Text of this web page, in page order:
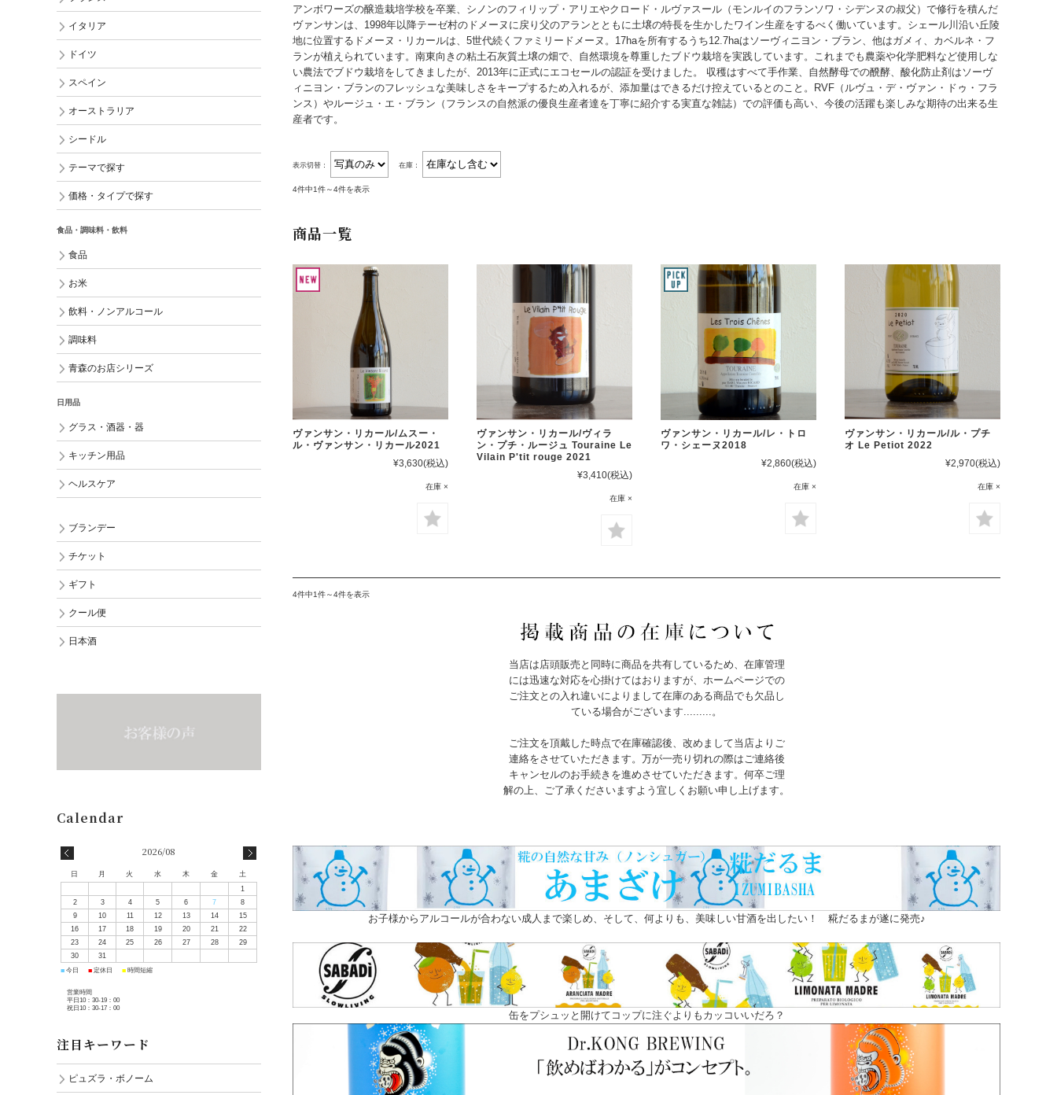
アンボワーズの醸造栽培学校を卒業、シノンのフィリップ・アリエやクロード・ルヴァスール（モンルイのフランソワ・シデンヌの叔父）で修行を積んだ
ヴァンサンは、1998年以降テーゼ村のドメーヌに戻り父のアランとともに土壌の特長を生かしたワイン生産をするべく働いています。シェール川沿い丘陵
地に位置するドメーヌ・リカールは、5世代続くファミリードメーヌ。17haを所有するうち12.7haはソーヴィニヨン・ブラン、他はガメィ、カベルネ・フ
ランが植えられています。南東向きの粘土石灰質土壌の畑で、自然環境を尊重したブドウ栽培を実践しています。これまでも農薬や化学肥料など使用しな
い農法でブドウ栽培をしてきましたが、2013年に正式にエコセールの認証を受けました。 収穫はすべて手作業、自然酵母での醗酵、酸化防止剤はソーヴ
ィニヨン・ブランのフレッシュな美味しさをキープするため入れるが、添加量はできるだけ控えているとのこと。RVF（ルヴュ・デ・ヴァン・ドゥ・フラ
ンス）やルージュ・エ・ブラン（フランスの自然派の優良生産者達を丁寧に紹介する実直な雑誌）での評価も高い、今後の活躍も楽しみな期待の出来る生
産者です。
表示切替： 在庫：
4件中1件～4件を表示
商品一覧
ヴァンサン・リカール/ムスー・
ル・ヴァンサン・リカール2021
¥3,630(税込)
在庫 ×
ヴァンサン・リカール/ヴィラ
ン・プチ・ルージュ Touraine Le
Vilain P'tit rouge 2021
¥3,410(税込)
在庫 ×
ヴァンサン・リカール/レ・トロ
ワ・シェーヌ2018
¥2,860(税込)
在庫 ×
ヴァンサン・リカール/ル・プチ
オ Le Petiot 2022
¥2,970(税込)
在庫 ×
4件中1件～4件を表示
当店は店頭販売と同時に商品を共有しているため、在庫管理
には迅速な対応を心掛けてはおりますが、ホームページでの
ご注文との入れ違いによりまして在庫のある商品でも欠品し
ている場合がございます.........。
ご注文を頂戴した時点で在庫確認後、改めまして当店よりご
連絡をさせていただきます。万が一売り切れの際はご連絡後
キャンセルのお手続きを進めさせていただきます。何卒ご理
解の上、ご了承くださいますよう宜しくお願い申し上げます。
お子様からアルコールが合わない成人まで楽しめ、そして、何よりも、美味しい甘酒を出したい！ 糀だるまが遂に発売♪
缶をプシュッと開けてコップに注ぐよりもカッコいいだろ？
イタリア
ドイツ
スペイン
オーストラリア
シードル
テーマで探す
価格・タイプで探す
食品・調味料・飲料
食品
お米
飲料・ノンアルコール
調味料
青森のお店シリーズ
日用品
グラス・酒器・器
キッチン用品
ヘルスケア
ブランデー
チケット
ギフト
クール便
日本酒
2026/08
日 月 火 水 木 金
土
1
2
3 4 5 6 7
8
9
10 11 12 13 14
15
16
17 18 19 20 21
22
23
24 25 26 27 28
29
30
31
■ 今日 ■ 定休日 ■ 時間短縮
営業時間
平日10：30-19：00
祝日10：30-17：00
注目キーワード
ピュズラ・ボノーム